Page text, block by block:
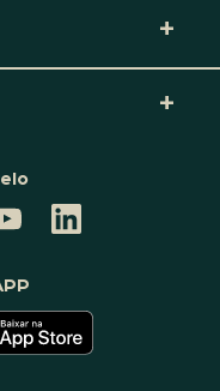
CANAL
DA
RIACHUELO
LINKEDIN
DA
O
APLICATIVO
DA
RIACHUELO